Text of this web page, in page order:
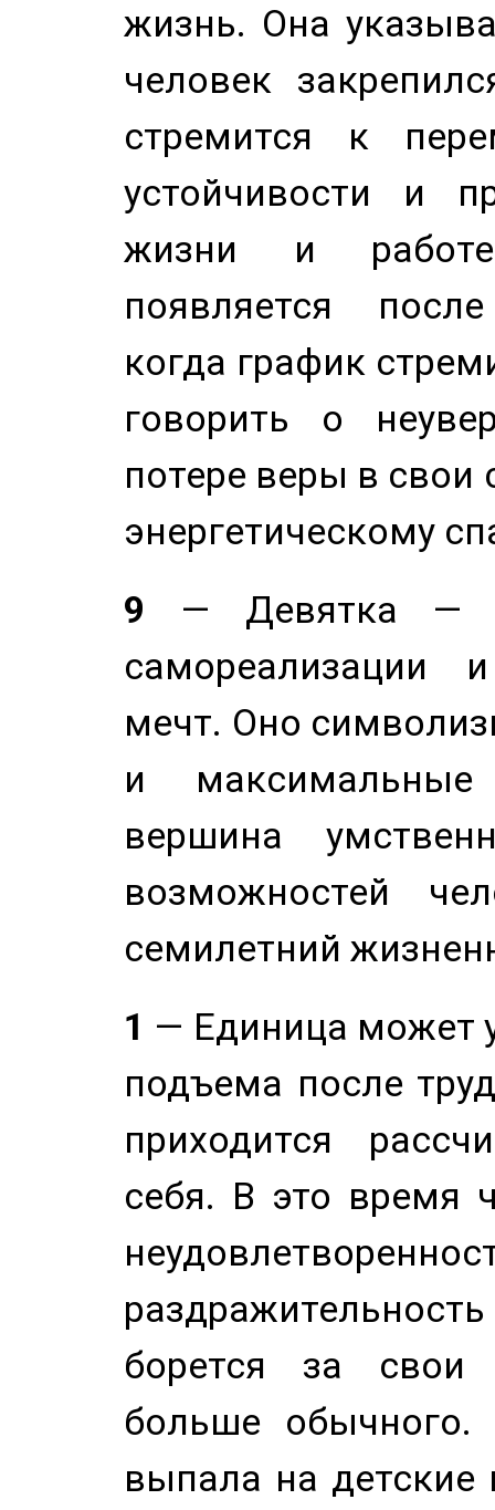
жизнь. Она
человек
стремится к
устойчивости и
жизни и
появляется
когда график
говорить о
потере веры в свои
энергетическому
9 — Девятка —
самореализации
мечт. Оно
и
вершина
возможностей
семилетний
1 — Единица может
подъема после
приходится
себя. В это время
борется за свои
больше
выпала на детские